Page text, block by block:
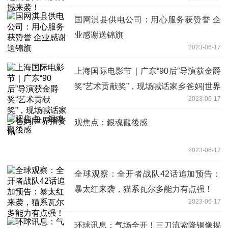
国网淇县供电公司：用心服务获赞誉 企
业感谢送锦旗
2023-06-17
上海国际电影节｜广东“90后”导演获金爵
奖“艺术贡献奖”，现场喊话家乡爸妈|世界
2023-06-17
观焦点：銀魂觀後感
2023-06-17
全球观察：全开者战队42话追加预告：
暴太红来袭，猫系瓦尔多能力有点强！
2023-06-17
环球讯息：气场全开！三刀流索隆铜像揭